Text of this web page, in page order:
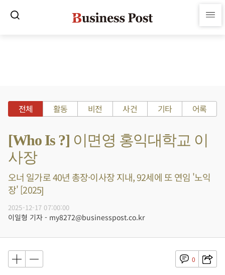
전체 활동 비전 사건 기타 어록
[Who Is ?] 이면영 홍익대학교 이
사장
오너 일가로 40년 총장·이사장 지내, 92세에 또 연임 '노익
장' [2025]
2025-12-17 07:00:00
이일형 기자 - my8272@businesspost.co.kr
0